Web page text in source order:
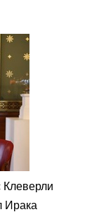
Ирака